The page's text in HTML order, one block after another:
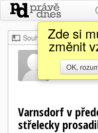
Zde si
změnit
OK,
Souhrn Moje
Varnsdorf v
střelecky